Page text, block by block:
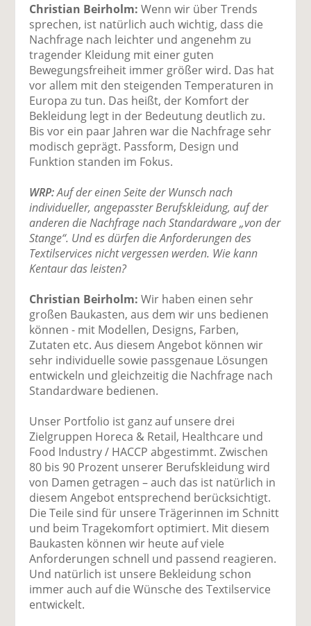
Christian Beirholm: Wenn wir über Trends
sprechen, ist natürlich auch wichtig, dass die
Nachfrage nach leichter und angenehm zu
tragender Kleidung mit einer guten
Bewegungsfreiheit immer größer wird. Das hat
vor allem mit den steigenden Temperaturen in
Europa zu tun. Das heißt, der Komfort der
Bekleidung legt in der Bedeutung deutlich zu.
Bis vor ein paar Jahren war die Nachfrage sehr
modisch geprägt. Passform, Design und
Funktion standen im Fokus.
WRP:Auf der einen Seite der Wunsch nach
individueller, angepasster Berufskleidung, auf der
anderen die Nachfrage nach Standardware „von der
Stange“. Und es dürfen die Anforderungen des
Textilservices nicht vergessen werden. Wie kann
Kentaur das leisten?
Christian Beirholm: Wir haben einen sehr
großen Baukasten, aus dem wir uns bedienen
können - mit Modellen, Designs, Farben,
Zutaten etc. Aus diesem Angebot können wir
sehr individuelle sowie passgenaue Lösungen
entwickeln und gleichzeitig die Nachfrage nach
Standardware bedienen.
Unser Portfolio ist ganz auf unsere drei
Zielgruppen Horeca & Retail, Healthcare und
Food Industry / HACCP abgestimmt. Zwischen
80 bis 90 Prozent unserer Berufskleidung wird
von Damen getragen – auch das ist natürlich in
diesem Angebot entsprechend berücksichtigt.
Die Teile sind für unsere Trägerinnen im Schnitt
und beim Tragekomfort optimiert. Mit diesem
Baukasten können wir heute auf viele
Anforderungen schnell und passend reagieren.
Und natürlich ist unsere Bekleidung schon
immer auch auf die Wünsche des Textilservice
entwickelt.